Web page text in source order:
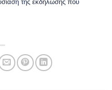
της εκδήλωσης που